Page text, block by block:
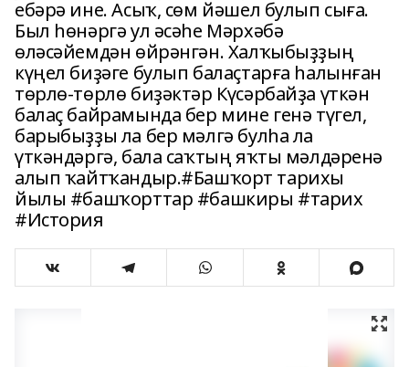
ебәрә ине. Асыҡ, сөм йәшел булып сыға.
Был һөнәргә ул әсәһе Мәрхәбә
өләсәйемдән өйрәнгән. Халҡыбыҙҙың
күңел биҙәге булып балаҫтарға һалынған
төрлө-төрлө биҙәктәр Күсәрбайҙа үткән
балаҫ байрамында бер мине генә түгел,
барыбыҙҙы ла бер мәлгә булһа ла
үткәндәргә, бала саҡтың яҡты мәлдәренә
алып ҡайтҡандыр.#Башҡорт тарихы
йылы #башҡорттар #башкиры #тарих
#История